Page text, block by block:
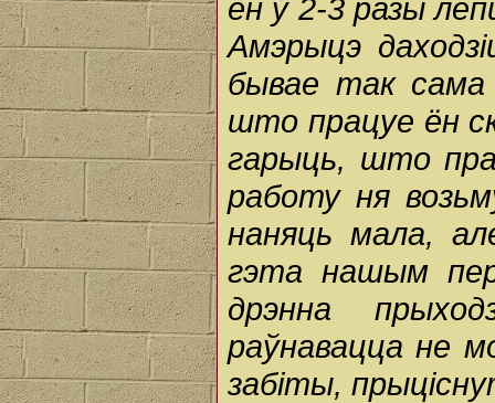
ён ў 2-3 разы
Амэрыцэ
бывае так сама
што працуе ён
гарыць, што
работу ня
наняць мала,
гэта нашым
дрэнна
раўнавацца не
забіты,